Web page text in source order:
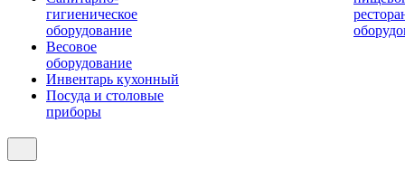
гигиеническое
оборудование
Весовое
оборудование
Инвентарь кухонный
Посуда и столовые
приборы